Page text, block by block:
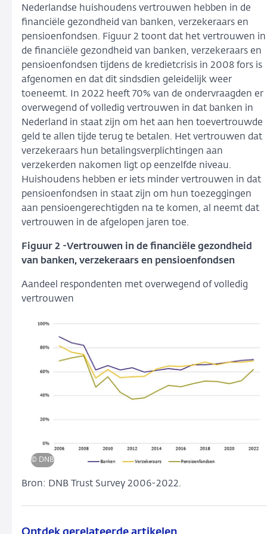
Nederlandse huishoudens vertrouwen hebben in de
financiële gezondheid van banken, verzekeraars en
pensioenfondsen. Figuur 2 toont dat het vertrouwen in
de financiële gezondheid van banken, verzekeraars en
pensioenfondsen tijdens de kredietcrisis in 2008 fors is
afgenomen en dat dit sindsdien geleidelijk weer
toeneemt. In 2022 heeft 70% van de ondervraagden er
overwegend of volledig vertrouwen in dat banken in
Nederland in staat zijn om het aan hen toevertrouwde
geld te allen tijde terug te betalen. Het vertrouwen dat
verzekeraars hun betalingsverplichtingen aan
verzekerden nakomen ligt op eenzelfde niveau.
Huishoudens hebben er iets minder vertrouwen in dat
pensioenfondsen in staat zijn om hun toezeggingen
aan pensioengerechtigden na te komen, al neemt dat
vertrouwen in de afgelopen jaren toe.
Figuur 2 -Vertrouwen in de financiële gezondheid
van banken, verzekeraars en pensioenfondsen
Aandeel respondenten met overwegend of volledig
vertrouwen
© DNB
Bron: DNB Trust Survey 2006-2022.